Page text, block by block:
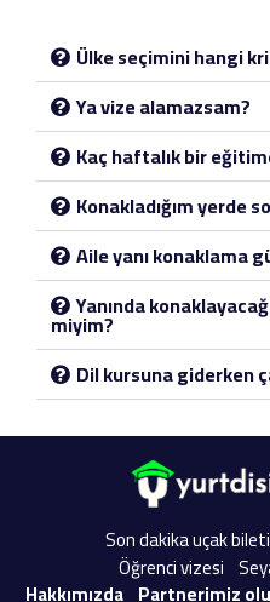
Ülke seçimini hangi
Ya vize alamazsam?
Kaç haftalık bir
Konakladığım yerde
Aile yanı konaklama
Yanında
miyim?
Dil kursuna giderken
Son dakika uçak
Öğrenci vizesi
Hakkımızda Partnerimiz